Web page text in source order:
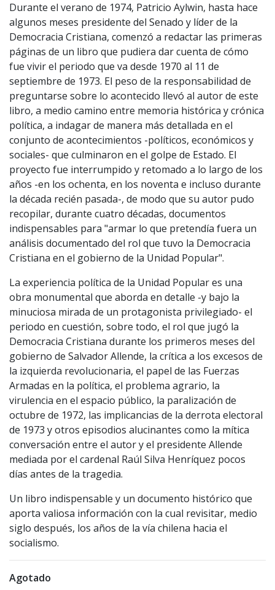
Durante el verano de 1974, Patricio Aylwin, hasta hace
algunos meses presidente del Senado y líder de la
Democracia Cristiana, comenzó a redactar las primeras
páginas de un libro que pudiera dar cuenta de cómo
fue vivir el periodo que va desde 1970 al 11 de
septiembre de 1973. El peso de la responsabilidad de
preguntarse sobre lo acontecido llevó al autor de este
libro, a medio camino entre memoria histórica y crónica
política, a indagar de manera más detallada en el
conjunto de acontecimientos -políticos, económicos y
sociales- que culminaron en el golpe de Estado. El
proyecto fue interrumpido y retomado a lo largo de los
años -en los ochenta, en los noventa e incluso durante
la década recién pasada-, de modo que su autor pudo
recopilar, durante cuatro décadas, documentos
indispensables para "armar lo que pretendía fuera un
análisis documentado del rol que tuvo la Democracia
Cristiana en el gobierno de la Unidad Popular".
La experiencia política de la Unidad Popular es una
obra monumental que aborda en detalle -y bajo la
minuciosa mirada de un protagonista privilegiado- el
periodo en cuestión, sobre todo, el rol que jugó la
Democracia Cristiana durante los primeros meses del
gobierno de Salvador Allende, la crítica a los excesos de
la izquierda revolucionaria, el papel de las Fuerzas
Armadas en la política, el problema agrario, la
virulencia en el espacio público, la paralización de
octubre de 1972, las implicancias de la derrota electoral
de 1973 y otros episodios alucinantes como la mítica
conversación entre el autor y el presidente Allende
mediada por el cardenal Raúl Silva Henríquez pocos
días antes de la tragedia.
Un libro indispensable y un documento histórico que
aporta valiosa información con la cual revisitar, medio
siglo después, los años de la vía chilena hacia el
socialismo.
Agotado